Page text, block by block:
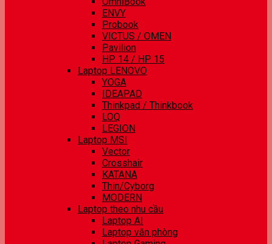
ENVY
Probook
VICTUS / OMEN
Pavilion
HP 14 / HP 15
Laptop LENOVO
YOGA
IDEAPAD
Thinkpad / Thinkbook
LOQ
LEGION
Laptop MSI
Vector
Crosshair
KATANA
Thin/Cyborg
MODERN
Laptop theo nhu cầu
Laptop AI
Laptop văn phòng